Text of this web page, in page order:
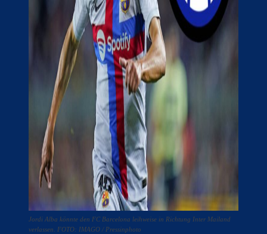
Jordi Alba könnte den FC Barcelona leihweise in Richtung Inter Mailand
verlassen. FOTO: IMAGO / Pressinphoto